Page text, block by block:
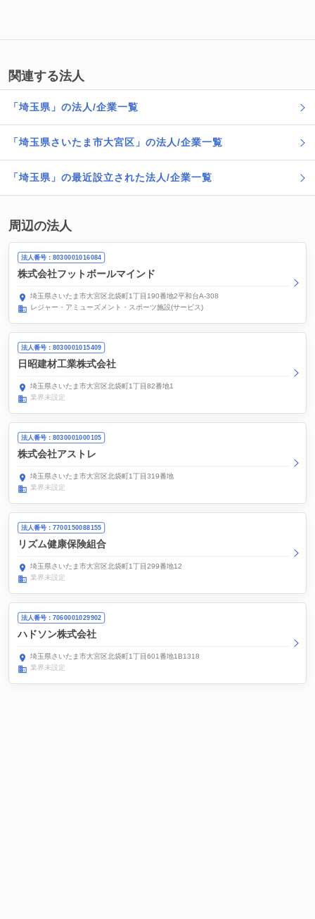
関連する法人
「埼玉県」の法人/企業一覧
「埼玉県さいたま市大宮区」の法人/企業一覧
「埼玉県」の最近設立された法人/企業一覧
周辺の法人
法人番号：8030001016084
株式会社フットボールマインド
埼玉県さいたま市大宮区北袋町1丁目190番地2平和台A-308
レジャー・アミューズメント・スポーツ施設(サービス)
法人番号：8030001015409
日昭建材工業株式会社
埼玉県さいたま市大宮区北袋町1丁目82番地1
業界未設定
法人番号：8030001000105
株式会社アストレ
埼玉県さいたま市大宮区北袋町1丁目319番地
業界未設定
法人番号：7700150088155
リズム健康保険組合
埼玉県さいたま市大宮区北袋町1丁目299番地12
業界未設定
法人番号：7060001029902
ハドソン株式会社
埼玉県さいたま市大宮区北袋町1丁目601番地1B1318
業界未設定